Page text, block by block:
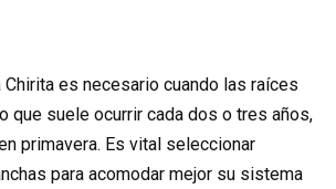
es necesario cuando las raíces
que suele ocurrir cada dos o tres años,
primavera. Es vital seleccionar
para acomodar mejor su sistema